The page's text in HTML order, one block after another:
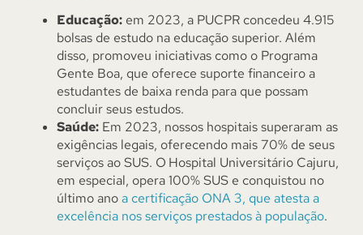
Educação: em 2023, a PUCPR concedeu 4.915
bolsas de estudo na educação superior. Além
disso, promoveu iniciativas como o Programa
Gente Boa, que oferece suporte financeiro a
estudantes de baixa renda para que possam
concluir seus estudos.
Saúde: Em 2023, nossos hospitais superaram as
exigências legais, oferecendo mais 70% de seus
serviços ao SUS. O Hospital Universitário Cajuru,
em especial, opera 100% SUS e conquistou no
último anoa certificação ONA 3, que atesta a
excelência nos serviços prestados à população.